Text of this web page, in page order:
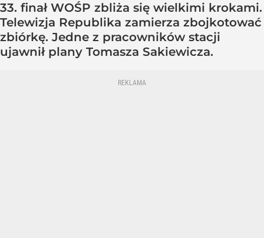
33. finał WOŚP zbliża się wielkimi krokami.
Telewizja Republika zamierza zbojkotować
zbiórkę. Jedne z pracowników stacji
ujawnił plany Tomasza Sakiewicza.